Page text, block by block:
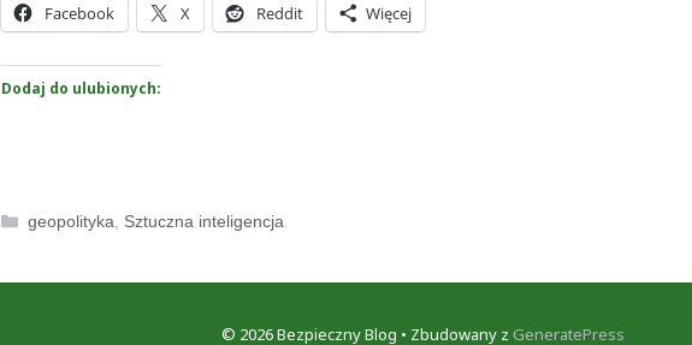
Facebook X Reddit Więcej
Dodaj do ulubionych:
Kategorie
geopolityka Sztuczna inteligencja
© 2026 Bezpieczny Blog • Zbudowany z GeneratePress